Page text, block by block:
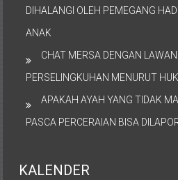
DIHALANGI OLEH PEMEGANG
ANAK
CHAT MERSA DENGAN
PERSELINGKUHAN MENURUT
APAKAH AYAH YANG TIDAK
PASCA PERCERAIAN BISA
KALENDER